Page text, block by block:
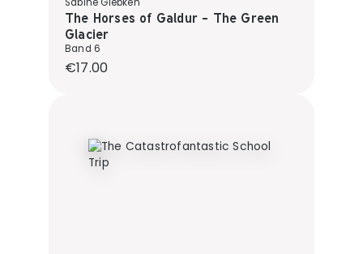
Sabine Giebken
The Horses of Galdur - The Green
Glacier
Band 6
Regular price:
€17.00